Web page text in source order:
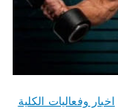
اخبار وفعاليات الكلية